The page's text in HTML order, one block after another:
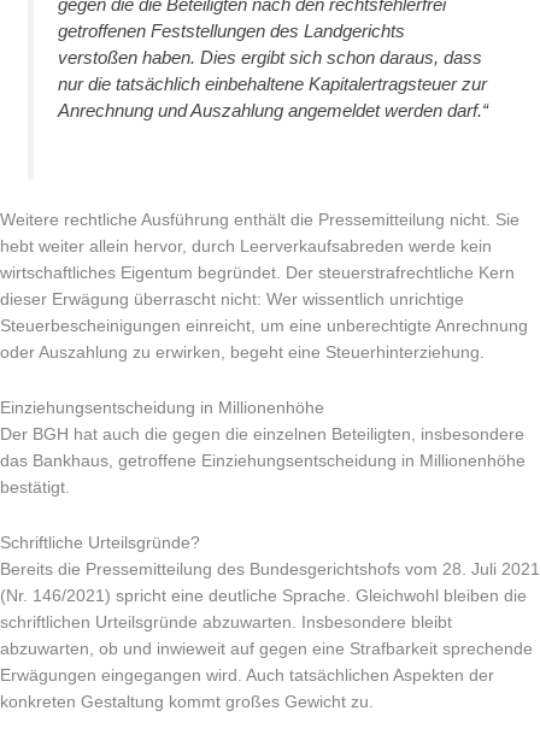
getroffenen Feststellungen des Landgerichts
verstoßen haben. Dies ergibt sich schon daraus, dass
nur die tatsächlich einbehaltene Kapitalertragsteuer zur
Anrechnung und Auszahlung angemeldet werden darf.“
Weitere rechtliche Ausführung enthält die Pressemitteilung nicht. Sie
hebt weiter allein hervor, durch Leerverkaufsabreden werde kein
wirtschaftliches Eigentum begründet. Der steuerstrafrechtliche Kern
dieser Erwägung überrascht nicht: Wer wissentlich unrichtige
Steuerbescheinigungen einreicht, um eine unberechtigte Anrechnung
oder Auszahlung zu erwirken, begeht eine Steuerhinterziehung.
Einziehungsentscheidung in Millionenhöhe
Der BGH hat auch die gegen die einzelnen Beteiligten, insbesondere
das Bankhaus, getroffene Einziehungsentscheidung in Millionenhöhe
bestätigt.
Schriftliche Urteilsgründe?
Bereits die Pressemitteilung des Bundesgerichtshofs vom 28. Juli 2021
(Nr. 146/2021) spricht eine deutliche Sprache. Gleichwohl bleiben die
schriftlichen Urteilsgründe abzuwarten. Insbesondere bleibt
abzuwarten, ob und inwieweit auf gegen eine Strafbarkeit sprechende
Erwägungen eingegangen wird. Auch tatsächlichen Aspekten der
konkreten Gestaltung kommt großes Gewicht zu.